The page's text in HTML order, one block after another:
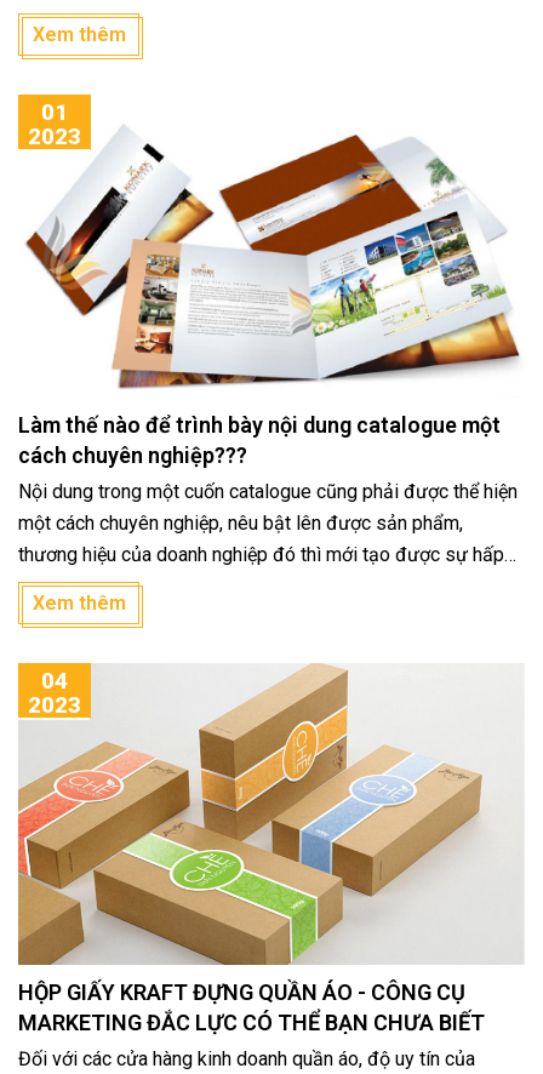
cung cấp là gì, những dịch vụ nào đang được tiến hành,...
Trong bài viết này chúng tôi xin đưa ra những tiêu chí cần có
Xem thêm
Làm thế nào để trình bày nội dung catalogue một
cách chuyên nghiệp???
Nội dung trong một cuốn catalogue cũng phải được thể hiện
một cách chuyên nghiệp, nêu bật lên được sản phẩm,
thương hiệu của doanh nghiệp đó thì mới tạo được sự hấp
dẫn, thu hút đối với khách hàng.
Xem thêm
01
2023
HỘP GIẤY KRAFT ĐỰNG QUẦN ÁO - CÔNG CỤ
MARKETING ĐẮC LỰC CÓ THỂ BẠN CHƯA BIẾT
Đối với các cửa hàng kinh doanh quần áo, độ uy tín của
04
2023